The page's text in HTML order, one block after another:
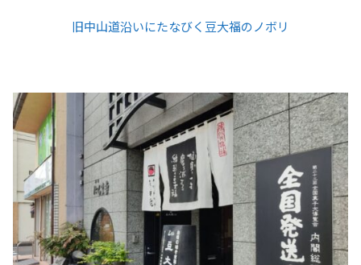
旧中山道沿いにたなびく豆大福のノボリ